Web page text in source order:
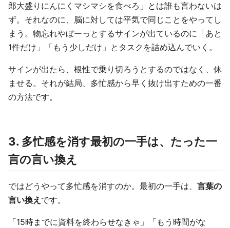
郎大盛りにんにくマシマシを食べろ」とは誰も言わないは
ず。それなのに、脳に対しては平気で同じことをやってし
まう。物忘れやぼーっとするサインが出ているのに「あと
1件だけ」「もう少しだけ」とタスクを詰め込んでいく。
サインが出たら、根性で乗り切ろうとするのではなく、休
ませる。それが結局、多忙感から早く抜け出すための一番
の方法です。
3. 多忙感を消す最初の一手は、たった一
言の言い換え
ではどうやって多忙感を消すのか。最初の一手は、 言葉の
言い換え です。
「15時までに資料を終わらせなきゃ」「もう時間がな